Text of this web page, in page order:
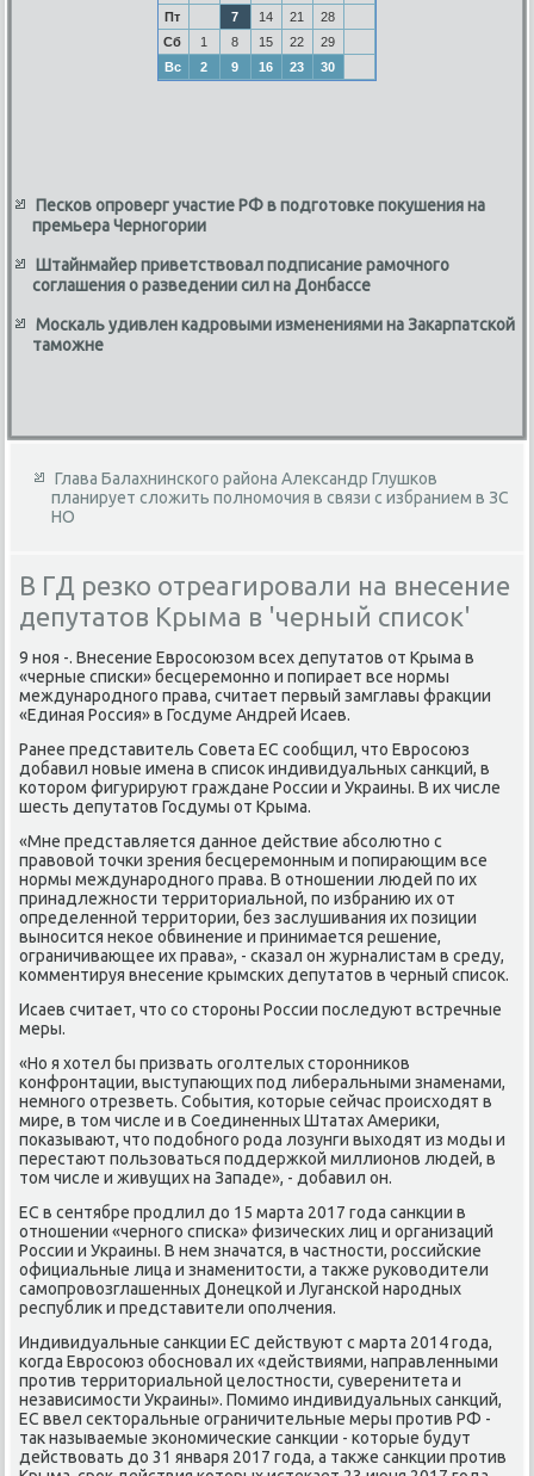
Пт
7 14 21
28
Сб
1 8 15 22
29
Вс
2 9 16 23 30
Песков опроверг участие РФ в подготовке покушения на
премьера Черногории
Штайнмайер приветствовал подписание рамочного
соглашения о разведении сил на Донбассе
Москаль удивлен кадровыми изменениями на Закарпатской
таможне
Глава Балахнинского района Александр Глушков
планирует сложить полномочия в связи с избранием в ЗС
НО
В ГД резко отреагировали на внесение
депутатов Крыма в 'черный список'
9 ноя -. Внесение Евросоюзом всех депутатов от Крыма в
«черные списки» бесцеремонно и попирает все нормы
международного права, считает первый замглавы фракции
«Единая Россия» в Госдуме Андрей Исаев.
Ранее представитель Совета ЕС сообщил, что Евросоюз
добавил новые имена в список индивидуальных санкций, в
котором фигурируют граждане России и Украины. В их числе
шесть депутатов Госдумы от Крыма.
«Мне представляется данное действие абсолютно с
правовой точки зрения бесцеремонным и попирающим все
нормы международного права. В отношении людей по их
принадлежности территориальной, по избранию их от
определенной территории, без заслушивания их позиции
выносится некое обвинение и принимается решение,
ограничивающее их права», - сказал он журналистам в среду,
комментируя внесение крымских депутатов в черный список.
Исаев считает, что со стороны России последуют встречные
меры.
«Но я хотел бы призвать оголтелых сторонников
конфронтации, выступающих под либеральными знаменами,
немного отрезветь. События, которые сейчас происходят в
мире, в том числе и в Соединенных Штатах Америки,
показывают, что подобного рода лозунги выходят из моды и
перестают пользоваться поддержкой миллионов людей, в
том числе и живущих на Западе», - добавил он.
ЕС в сентябре продлил до 15 марта 2017 года санкции в
отношении «черного списка» физических лиц и организаций
России и Украины. В нем значатся, в частности, российские
официальные лица и знаменитости, а также руководители
самопровозглашенных Донецкой и Луганской народных
республик и представители ополчения.
Индивидуальные санкции ЕС действуют с марта 2014 года,
когда Евросоюз обосновал их «действиями, направленными
против территориальной целостности, суверенитета и
независимости Украины». Помимо индивидуальных санкций,
ЕС ввел секторальные ограничительные меры против РФ -
так называемые экономические санкции - которые будут
действовать до 31 января 2017 года, а также санкции против